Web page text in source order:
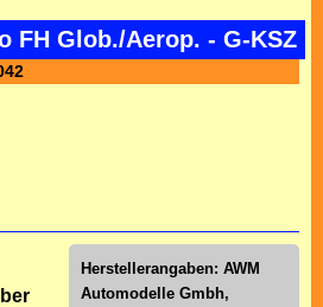
FH Glob./Aerop. - G-KSZ
Herstellerangaben: AWM
Automodelle Gmbh,